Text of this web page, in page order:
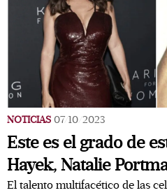
NOTICIAS 07/10/2023
Este es el grado de
Hayek, Natalie
El talento multifacético de las